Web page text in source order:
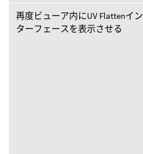
再度ビューア内にUV Flattenイン
ターフェースを表示させる